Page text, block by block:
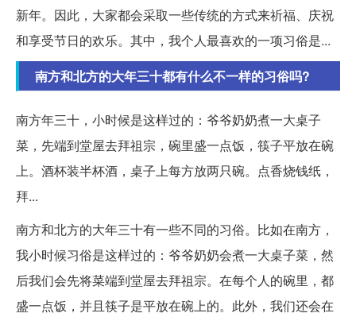
新年。因此，大家都会采取一些传统的方式来祈福、庆祝
和享受节日的欢乐。其中，我个人最喜欢的一项习俗是...
南方和北方的大年三十都有什么不一样的习俗吗?
南方年三十，小时候是这样过的：爷爷奶奶煮一大桌子
菜，先端到堂屋去拜祖宗，碗里盛一点饭，筷子平放在碗
上。酒杯装半杯酒，桌子上每方放两只碗。点香烧钱纸，
拜...
南方和北方的大年三十有一些不同的习俗。比如在南方，
我小时候习俗是这样过的：爷爷奶奶会煮一大桌子菜，然
后我们会先将菜端到堂屋去拜祖宗。在每个人的碗里，都
盛一点饭，并且筷子是平放在碗上的。此外，我们还会在